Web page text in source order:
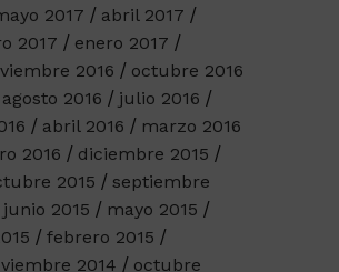
2017
abril 2017
2017
enero 2017
2016
octubre 2016
agosto 2016
julio 2016
abril 2016
marzo 2016
2016
diciembre 2015
2015
septiembre
junio 2015
mayo 2015
febrero 2015
2014
octubre